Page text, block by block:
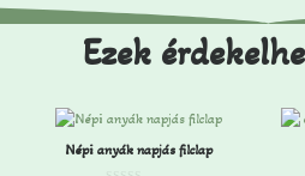
Ezek
Népi anyák napjás filclap